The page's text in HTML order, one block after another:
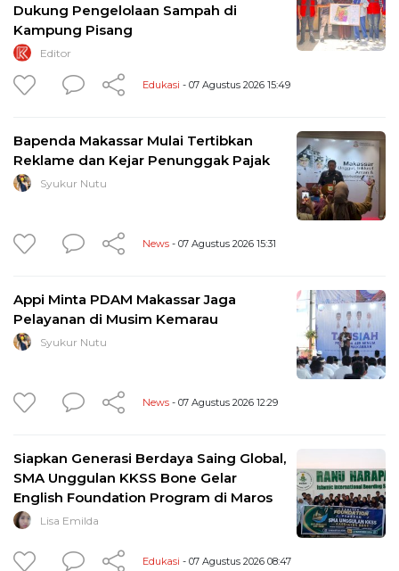
Dukung Pengelolaan Sampah di
Kampung Pisang
Editor
Edukasi - 07 Agustus 2026 15:49
Bapenda Makassar Mulai Tertibkan
Reklame dan Kejar Penunggak Pajak
Syukur Nutu
News - 07 Agustus 2026 15:31
Appi Minta PDAM Makassar Jaga
Pelayanan di Musim Kemarau
Syukur Nutu
News - 07 Agustus 2026 12:29
Siapkan Generasi Berdaya Saing Global,
SMA Unggulan KKSS Bone Gelar
English Foundation Program di Maros
Lisa Emilda
Edukasi - 07 Agustus 2026 08:47